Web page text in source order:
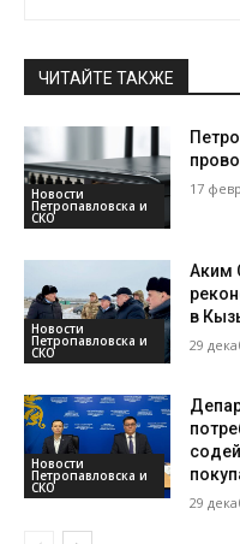
ЧИТАЙТЕ ТАКЖЕ
Новости
Петропавловска и
СКО
17
Новости
Петропавловска и
СКО
Аким
в
29
Новости
Петропавловска и
СКО
29